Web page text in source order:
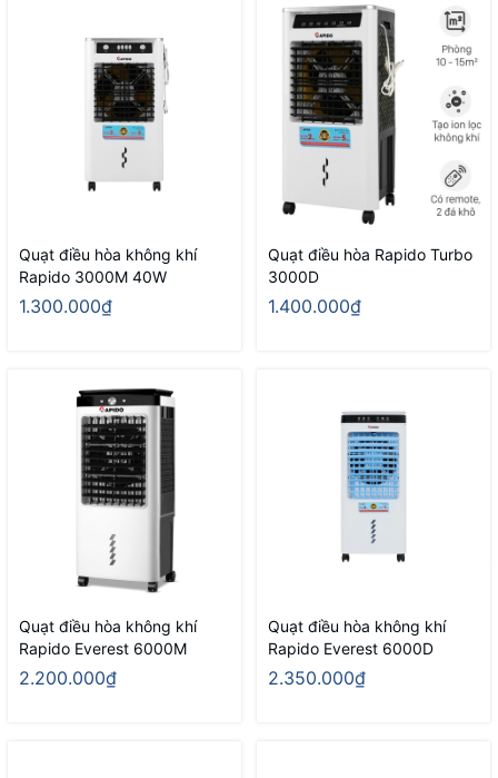
Quạt điều hòa không khí
Rapido 3000M 40W
1.300.000₫
Quạt điều hòa Rapido Turbo
3000D
1.400.000₫
Quạt điều hòa không khí
Rapido Everest 6000M
2.200.000₫
Quạt điều hòa không khí
Rapido Everest 6000D
2.350.000₫